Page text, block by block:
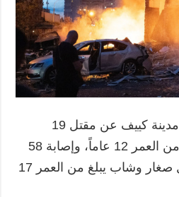
النيابة العامة في مدينة كييف عن مقتل 19
شخصاً، بينهم طفل يبلغ من العمر 12 عاماً، وإصابة 58
آخرين، بينهم ستة أطفال صغار وشاب يبلغ من العمر 17